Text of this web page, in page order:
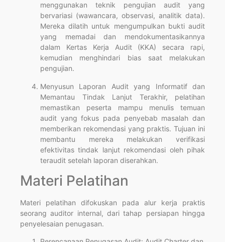
menggunakan teknik pengujian audit yang
bervariasi (wawancara, observasi, analitik data).
Mereka dilatih untuk mengumpulkan bukti audit
yang memadai dan mendokumentasikannya
dalam Kertas Kerja Audit (KKA) secara rapi,
kemudian menghindari bias saat melakukan
pengujian.
Menyusun Laporan Audit yang Informatif dan
Memantau Tindak Lanjut Terakhir, pelatihan
memastikan peserta mampu menulis temuan
audit yang fokus pada penyebab masalah dan
memberikan rekomendasi yang praktis. Tujuan ini
membantu mereka melakukan verifikasi
efektivitas tindak lanjut rekomendasi oleh pihak
teraudit setelah laporan diserahkan.
Materi Pelatihan
Materi pelatihan difokuskan pada alur kerja praktis
seorang auditor internal, dari tahap persiapan hingga
penyelesaian penugasan.